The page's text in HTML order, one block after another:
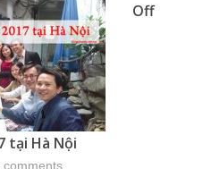
Off
tại Hà Nội
comments